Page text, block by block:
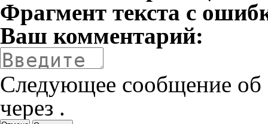
Фрагмент текста с
Ваш комментарий:
Следующее сообщение об
через .